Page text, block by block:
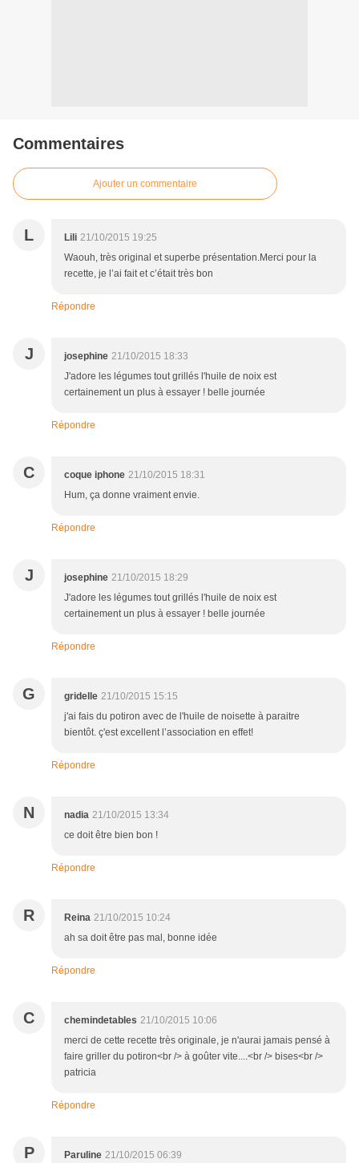
Commentaires
Ajouter un commentaire
L Lili 21/10/2015 19:25
Waouh, très original et superbe présentation.Merci pour la
recette, je l’ai fait et c’était très bon
Répondre
J josephine 21/10/2015 18:33
J'adore les légumes tout grillés l'huile de noix est
certainement un plus à essayer ! belle journée
Répondre
C coque iphone 21/10/2015 18:31
Hum, ça donne vraiment envie.
Répondre
J josephine 21/10/2015 18:29
J'adore les légumes tout grillés l'huile de noix est
certainement un plus à essayer ! belle journée
Répondre
G gridelle 21/10/2015 15:15
j'ai fais du potiron avec de l'huile de noisette à paraitre
bientôt. ç'est excellent l’association en effet!
Répondre
N nadia 21/10/2015 13:34
ce doit être bien bon !
Répondre
R Reina 21/10/2015 10:24
ah sa doit être pas mal, bonne idée
Répondre
C chemindetables 21/10/2015 10:06
merci de cette recette très originale, je n'aurai jamais pensé à
faire griller du potiron<br /> à goûter vite....<br /> bises<br />
patricia
Répondre
P Paruline 21/10/2015 06:39